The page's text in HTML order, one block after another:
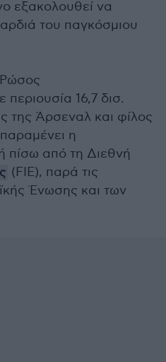
εξακολουθεί να
του παγκόσμιου
περιουσία 16,7 δισ.
της Άρσεναλ και φίλος
η
πίσω από τη Διεθνή
(FIE), παρά τις
Ένωσης και των